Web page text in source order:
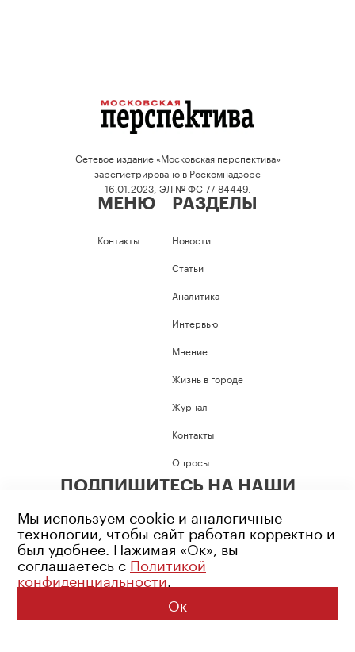
Сетевое издание «Московская перспектива»
зарегистрировано в Роскомнадзоре
16.01.2023, ЭЛ № ФС 77-84449.
МЕНЮ
Контакты
РАЗДЕЛЫ
Новости
Статьи
Аналитика
Интервью
Мнение
Жизнь в городе
Журнал
Контакты
Опросы
ПОДПИШИТЕСЬ НА НАШИ
Возрастное ограничение: 16+
Политика конфиденциальности
© 2026 Все права защищены
Мы используем cookie и аналогичные
технологии, чтобы сайт работал корректно и
был удобнее. Нажимая «Ок», вы
соглашаетесь с Политикой
конфиденциальности.
Ок